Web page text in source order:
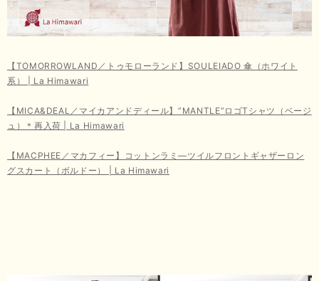
【TOMORROWLAND／トゥモローランド】SOULEIADO 傘（ホワイト
系） | La Himawari
【MICA&DEAL／マイカアンドディール】”MANTLE”ロゴTシャツ（ベージ
ュ）＊再入荷 | La Himawari
【MACPHEE／マカフィー】コットンラミ―ツイルフロントギャザーロン
グスカート（ボルドー） | La Himawari